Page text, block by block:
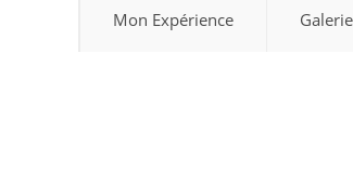
Mon Expérience